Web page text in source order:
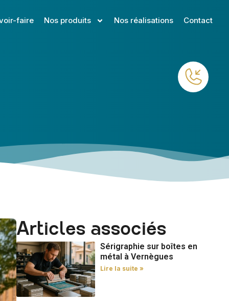
faire Nos produits Nos réalisations Contact
Articles associés
Sérigraphie sur boîtes en
métal à Vernègues
Lire la suite »